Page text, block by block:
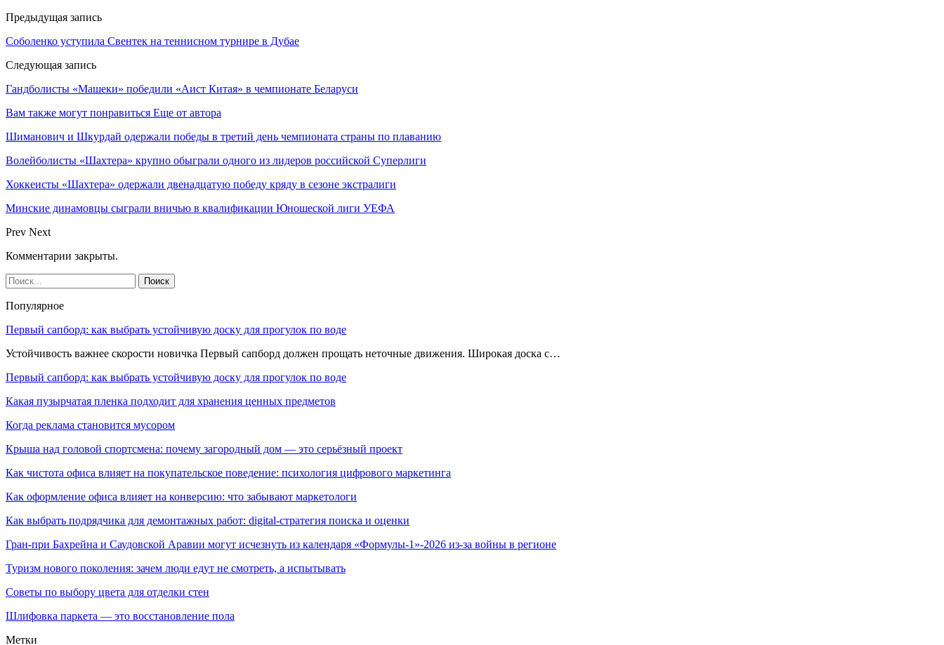
Предыдущая запись
Соболенко уступила Свентек на теннисном турнире в Дубае
Следующая запись
Гандболисты «Машеки» победили «Аист Китая» в чемпионате Беларуси
Вам также могут понравиться Еще от автора
Шиманович и Шкурдай одержали победы в третий день чемпионата страны по плаванию
Волейболисты «Шахтера» крупно обыграли одного из лидеров российской Суперлиги
Хоккеисты «Шахтера» одержали двенадцатую победу кряду в сезоне экстралиги
Минские динамовцы сыграли вничью в квалификации Юношеской лиги УЕФА
Prev Next
Комментарии закрыты.
Популярное
Первый сапборд: как выбрать устойчивую доску для прогулок по воде
Устойчивость важнее скорости новичка Первый сапборд должен прощать неточные движения. Широкая доска с…
Первый сапборд: как выбрать устойчивую доску для прогулок по воде
Какая пузырчатая пленка подходит для хранения ценных предметов
Когда реклама становится мусором
Крыша над головой спортсмена: почему загородный дом — это серьёзный проект
Как чистота офиса влияет на покупательское поведение: психология цифрового маркетинга
Как оформление офиса влияет на конверсию: что забывают маркетологи
Как выбрать подрядчика для демонтажных работ: digital-стратегия поиска и оценки
Гран-при Бахрейна и Саудовской Аравии могут исчезнуть из календаря «Формулы-1»-2026 из-за войны в регионе
Туризм нового поколения: зачем люди едут не смотреть, а испытывать
Советы по выбору цвета для отделки стен
Шлифовка паркета — это восстановление пола
Метки